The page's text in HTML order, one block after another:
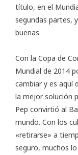
título, en el
segundas partes,
buenas.
Con la Copa de
Mundial de 2014
cambiar y es aquí
la mejor solución
Pep convirtió al
mundo. Con los
«retirarse» a
seguro, muchos